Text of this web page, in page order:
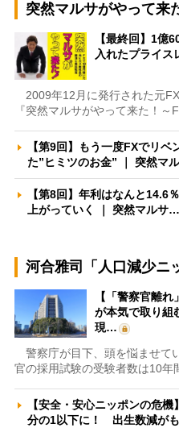
突然マルサがやって来
【最終回】1億
入れたプライ
2009年12月に発行された元
『突然マルサがやって来た！
【第9回】もう一度FXでリ
た”ヒミツのお金” ｜ 突然マ
【第8回】年利はなんと
上がっていく ｜ 突然マルサ…
河合雅司「人口減少ニ
【「警察官離
が本気で取り
現…
警察庁が目下、頭を悩ませて
官の採用試験の受験者数は10
【安全・安心ニッポンの危
分の1以下に！ 出生数減が